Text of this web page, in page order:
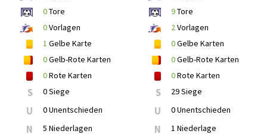
0Tore
0Vorlagen
1 Gelbe Karte
0Gelb-Rote Karten
0Rote Karten
S 0 Siege
U 0 Unentschieden
N 5 Niederlagen
9Tore
2Vorlagen
0Gelbe Karten
0Gelb-Rote Karten
0Rote Karten
S 29 Siege
U 0 Unentschieden
N 1 Niederlage